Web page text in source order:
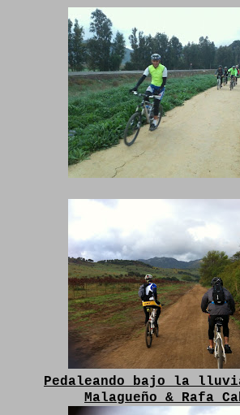
Pedaleando bajo la
Malagueño & Rafa